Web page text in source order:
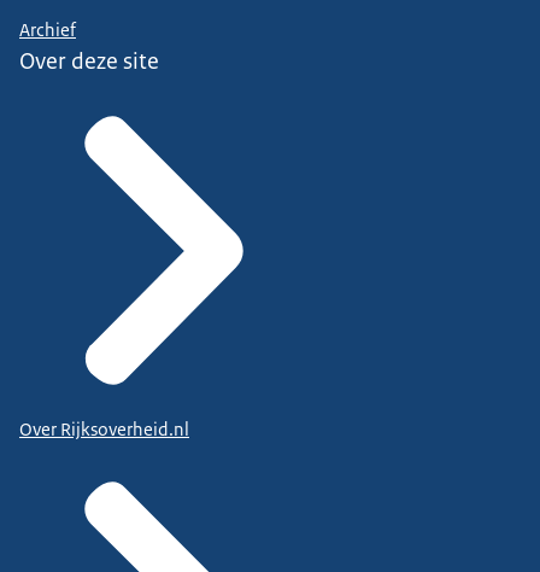
Archief
Over deze site
Over Rijksoverheid.nl